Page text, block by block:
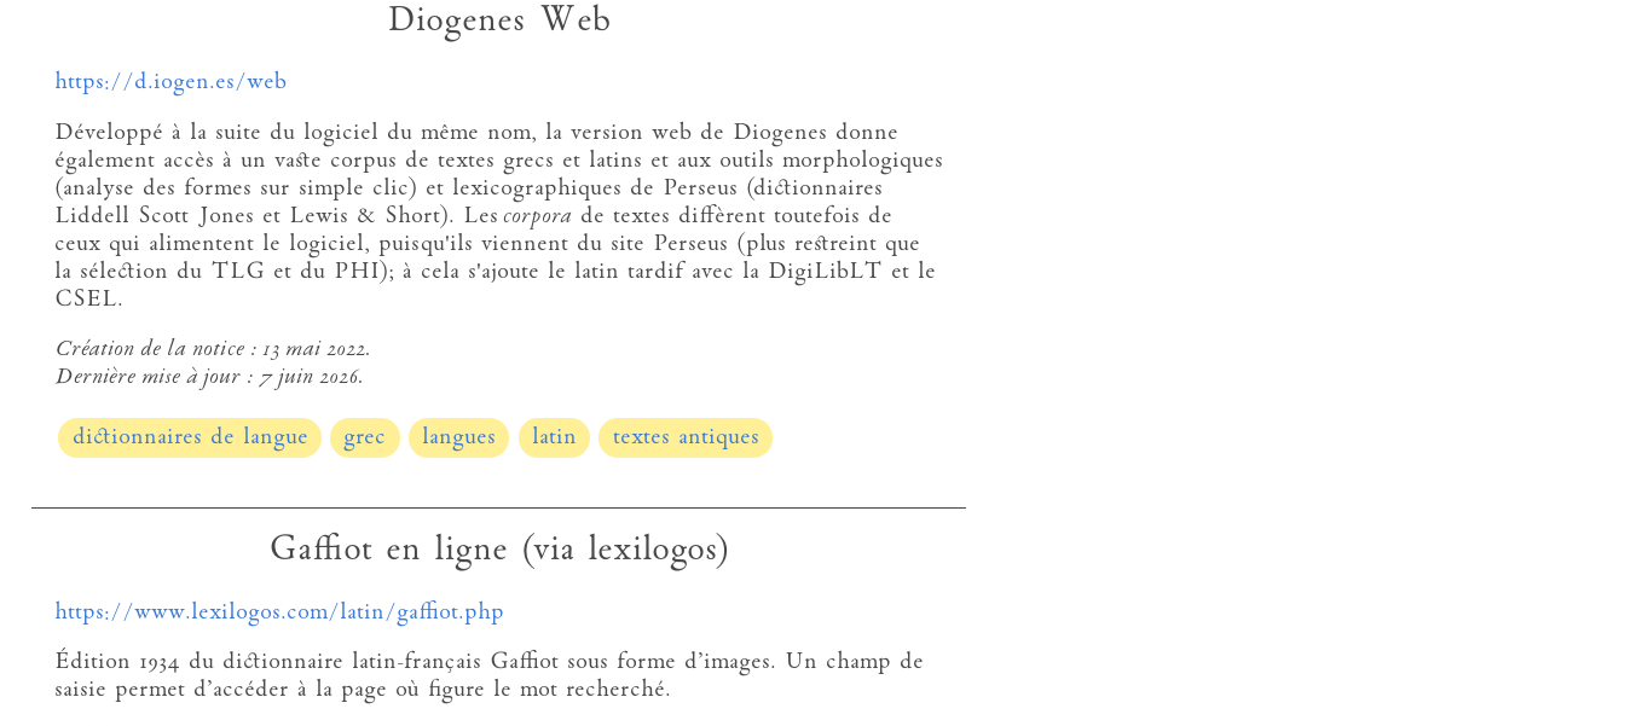
Diogenes Web
https://d.iogen.es/web
Développé à la suite du logiciel du même nom, la version web de Diogenes donne
également accès à un vaste corpus de textes grecs et latins et aux outils morphologiques
(analyse des formes sur simple clic) et lexicographiques de Perseus (dictionnaires
Liddell Scott Jones et Lewis & Short). Les corpora de textes diffèrent toutefois de
ceux qui alimentent le logiciel, puisqu'ils viennent du site Perseus (plus restreint que
la sélection du TLG et du PHI); à cela s'ajoute le latin tardif avec la DigiLibLT et le
CSEL.
Création de la notice : 13 mai 2022.
Dernière mise à jour : 7 juin 2026.
dictionnaires de langue grec langues latin textes antiques
Gaffiot en ligne (via lexilogos)
https://www.lexilogos.com/latin/gaffiot.php
Édition 1934 du dictionnaire latin-français Gaffiot sous forme d’images. Un champ de
saisie permet d’accéder à la page où figure le mot recherché.